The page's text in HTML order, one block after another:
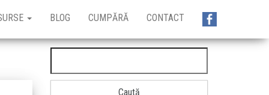
BLOG CUMPĂRĂ CONTACT